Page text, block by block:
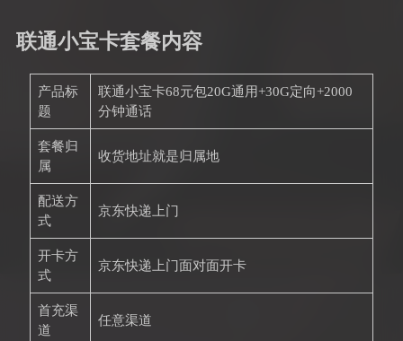
联通小宝卡套餐内容
产品标
题
联通小宝卡68元包20G通用+30G定向+2000
分钟通话
套餐归
属
收货地址就是归属地
配送方
式
京东快递上门
开卡方
式
京东快递上门面对面开卡
首充渠
道
任意渠道